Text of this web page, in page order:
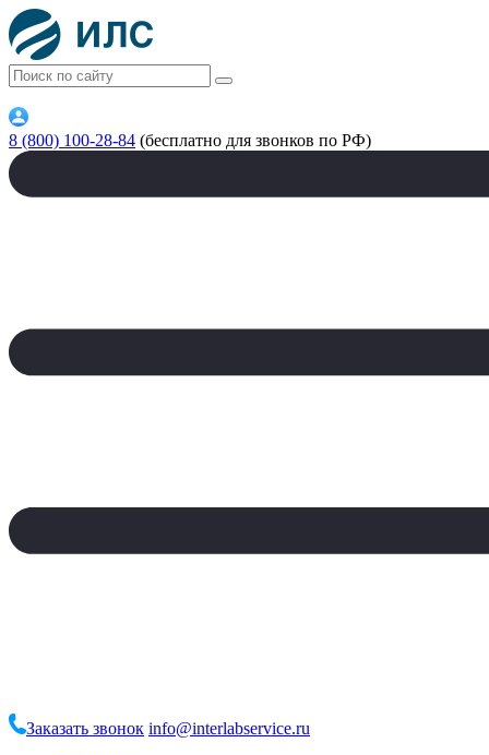
8 (800) 100-28-84 (бесплатно для звонков по РФ)
Заказать звонок info@interlabservice.ru